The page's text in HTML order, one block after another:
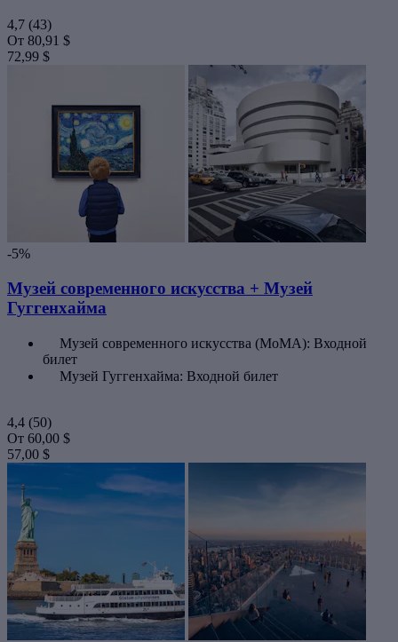
4,7 (43)
От 80,91 $
72,99 $
-5%
Музей современного искусства + Музей
Гуггенхайма
Музей современного искусства (МоМА): Входной
билет
Музей Гуггенхайма: Входной билет
4,4 (50)
От 60,00 $
57,00 $